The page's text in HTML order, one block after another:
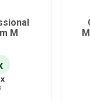
V Azul